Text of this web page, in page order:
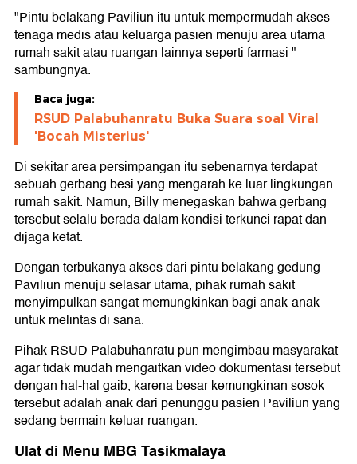
"Pintu belakang Paviliun itu untuk mempermudah akses
tenaga medis atau keluarga pasien menuju area utama
rumah sakit atau ruangan lainnya seperti farmasi "
sambungnya.
Baca juga:
RSUD Palabuhanratu Buka Suara soal Viral
'Bocah Misterius'
Di sekitar area persimpangan itu sebenarnya terdapat
sebuah gerbang besi yang mengarah ke luar lingkungan
rumah sakit. Namun, Billy menegaskan bahwa gerbang
tersebut selalu berada dalam kondisi terkunci rapat dan
dijaga ketat.
Dengan terbukanya akses dari pintu belakang gedung
Paviliun menuju selasar utama, pihak rumah sakit
menyimpulkan sangat memungkinkan bagi anak-anak
untuk melintas di sana.
Pihak RSUD Palabuhanratu pun mengimbau masyarakat
agar tidak mudah mengaitkan video dokumentasi tersebut
dengan hal-hal gaib, karena besar kemungkinan sosok
tersebut adalah anak dari penunggu pasien Paviliun yang
sedang bermain keluar ruangan.
⁠Ulat di Menu MBG Tasikmalaya